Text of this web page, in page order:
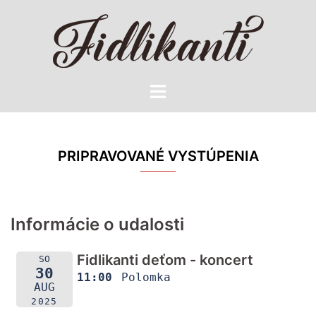
Toggle
PRIPRAVOVANÉ VYSTÚPENIA
Informácie o udalosti
SO
30
AUG
2025
Fidlikanti deťom - koncert
11:00 Polomka